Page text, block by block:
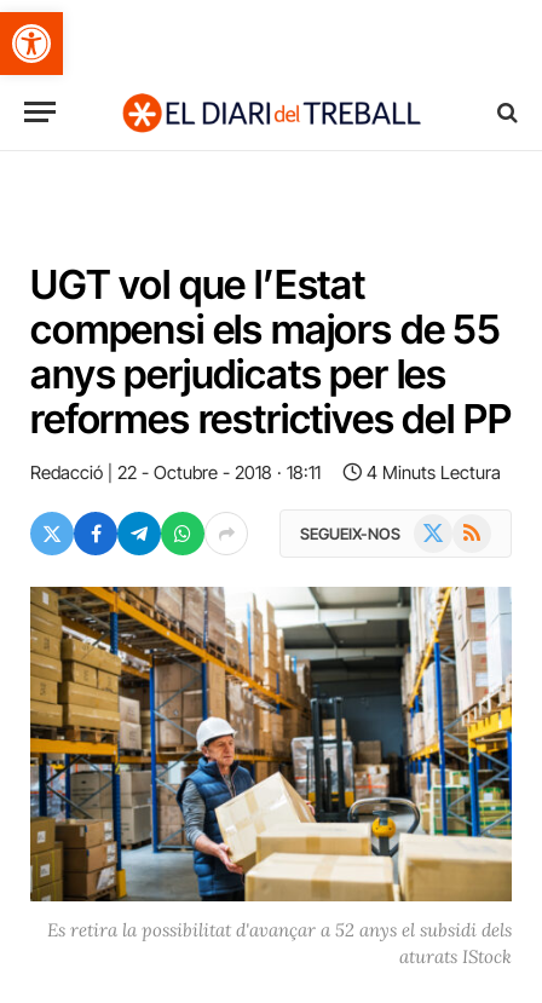
Obre la barra d'eines
UGT vol que l’Estat
compensi els majors de 55
anys perjudicats per les
reformes restrictives del PP
Redacció 22 - Octubre - 2018 · 18:11 4 Minuts Lectura
SEGUEIX-NOS RSS
Es retira la possibilitat d'avançar a 52 anys el subsidi dels
aturats IStock